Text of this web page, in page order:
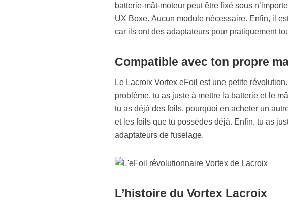
batterie-mât-moteur peut être fixé sous
UX Boxe. Aucun module nécessaire. Enfin, il
car ils ont des adaptateurs pour pratiquement
Compatible avec ton propre
Le Lacroix Vortex eFoil est une petite
problème, tu as juste à mettre la batterie et le
tu as déjà des foils, pourquoi en acheter un
et les foils que tu possèdes déjà. Enfin, tu as
adaptateurs de fuselage.
L’histoire du Vortex Lacroix